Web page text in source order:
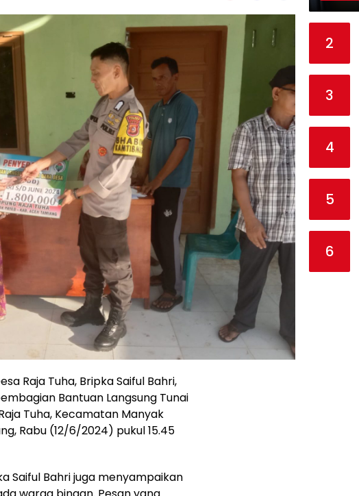
Raja Tuha, Bripka Saiful Bahri,
Bantuan Langsung Tunai
Tuha, Kecamatan Manyak
Rabu (12/6/2024) pukul 15.45
Saiful Bahri juga menyampaikan
2
3
4
5
6